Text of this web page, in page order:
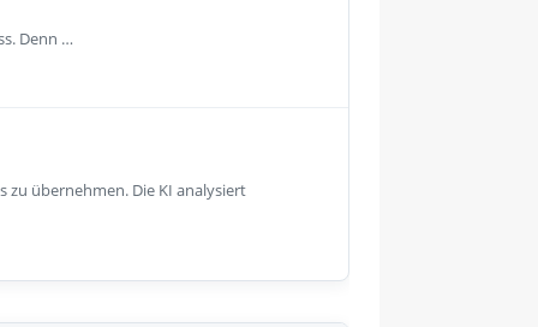
Denn …
zu übernehmen. Die KI analysiert